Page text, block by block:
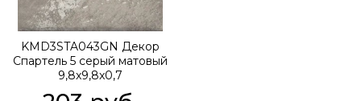
KMD3STA043GN Декор
Спартель 5 серый матовый
9,8x9,8x0,7